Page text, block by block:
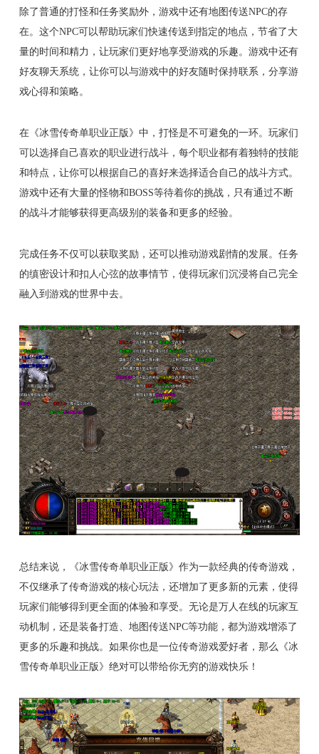
除了普通的打怪和任务奖励外，游戏中还有地图传送NPC的存
在。这个NPC可以帮助玩家们快速传送到指定的地点，节省了大
量的时间和精力，让玩家们更好地享受游戏的乐趣。游戏中还有
好友聊天系统，让你可以与游戏中的好友随时保持联系，分享游
戏心得和策略。
在《冰雪传奇单职业正版》中，打怪是不可避免的一环。玩家们
可以选择自己喜欢的职业进行战斗，每个职业都有着独特的技能
和特点，让你可以根据自己的喜好来选择适合自己的战斗方式。
游戏中还有大量的怪物和BOSS等待着你的挑战，只有通过不断
的战斗才能够获得更高级别的装备和更多的经验。
完成任务不仅可以获取奖励，还可以推动游戏剧情的发展。任务
的缜密设计和扣人心弦的故事情节，使得玩家们沉浸将自己完全
融入到游戏的世界中去。
总结来说，《冰雪传奇单职业正版》作为一款经典的传奇游戏，
不仅继承了传奇游戏的核心玩法，还增加了更多新的元素，使得
玩家们能够得到更全面的体验和享受。无论是万人在线的玩家互
动机制，还是装备打造、地图传送NPC等功能，都为游戏增添了
更多的乐趣和挑战。如果你也是一位传奇游戏爱好者，那么《冰
雪传奇单职业正版》绝对可以带给你无穷的游戏快乐！